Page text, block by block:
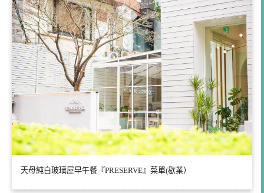
天母純白玻璃屋早午餐『PRESERVE』菜單(歇業）